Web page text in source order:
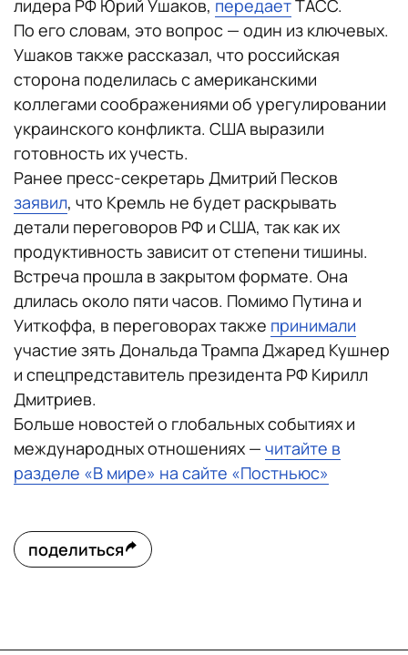
лидера РФ Юрий Ушаков, передаетТАСС.
По его словам, это вопрос — один из ключевых.
Ушаков также рассказал, что российская
сторона поделилась с американскими
коллегами соображениями об урегулировании
украинского конфликта. США выразили
готовность их учесть.
Ранее пресс-секретарь Дмитрий Песков
заявил, что Кремль не будет раскрывать
детали переговоров РФ и США, так как их
продуктивность зависит от степени тишины.
Встреча прошла в закрытом формате. Она
длилась около пяти часов. Помимо Путина и
Уиткоффа, в переговорах также принимали
участие зять Дональда Трампа Джаред Кушнер
и спецпредставитель президента РФ Кирилл
Дмитриев.
Больше новостей о глобальных событиях и
международных отношениях — читайте в
разделе «В мире» на сайте «Постньюс»
поделиться